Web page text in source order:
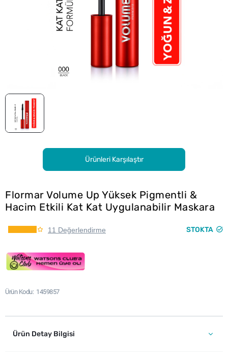
Ürünleri Karşılaştır
Flormar Volume Up Yüksek Pigmentli &
Hacim Etkili Kat Kat Uygulanabilir Maskara
11 Değerlendirme STOKTA
Ürün Kodu 1459857
Ürün Detay Bilgisi